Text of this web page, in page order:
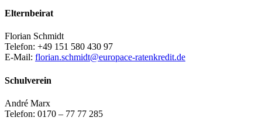
Elternbeirat
Florian Schmidt
Telefon: +49 151 580 430 97
E-Mail: florian.schmidt@europace-ratenkredit.de
Schulverein
André Marx
Telefon: 0170 – 77 77 285